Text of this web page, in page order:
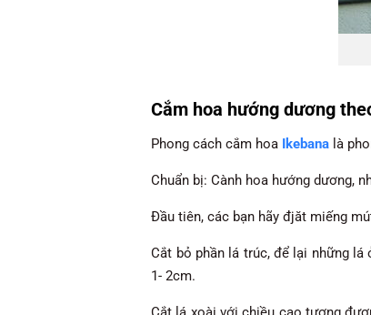
Cắm hoa hướng dương
Phong cách cắm hoa Ikebana là
Chuẩn bị: Cành hoa hướng dương,
Đầu tiên, các bạn hãy đjăt miếng
Cắt bỏ phần lá trúc, để lại những lá
1- 2cm.